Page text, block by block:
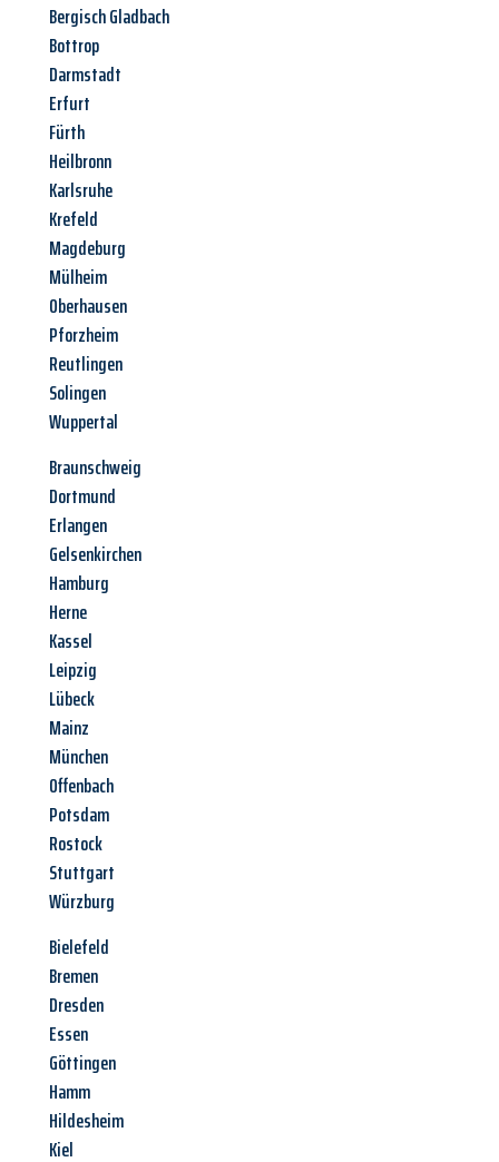
Bergisch Gladbach
Bottrop
Darmstadt
Erfurt
Fürth
Heilbronn
Karlsruhe
Krefeld
Magdeburg
Mülheim
Oberhausen
Pforzheim
Reutlingen
Solingen
Wuppertal
Braunschweig
Dortmund
Erlangen
Gelsenkirchen
Hamburg
Herne
Kassel
Leipzig
Lübeck
Mainz
München
Offenbach
Potsdam
Rostock
Stuttgart
Würzburg
Bielefeld
Bremen
Dresden
Essen
Göttingen
Hamm
Hildesheim
Kiel